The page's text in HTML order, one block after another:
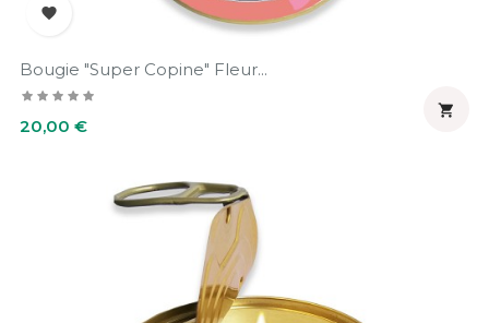

Bougie "Super Copine" Fleur...
Prix
20,00 €
